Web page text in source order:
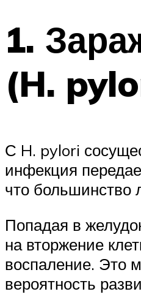
1.
(H.
С H. pylori
инфекция
что большинство
Попадая в
на вторжение
воспаление. Это
вероятность